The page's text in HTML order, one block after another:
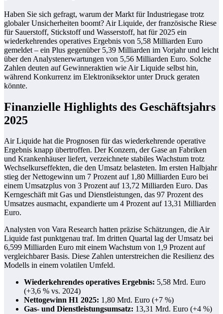
Haben Sie sich gefragt, warum der Markt für Industriegase trotz
globaler Unsicherheiten boomt? Air Liquide, der französische Riese
für Sauerstoff, Stickstoff und Wasserstoff, hat für 2025 ein
wiederkehrendes operatives Ergebnis von 5,58 Milliarden Euro
gemeldet – ein Plus gegenüber 5,39 Milliarden im Vorjahr und leicht
über den Analystenerwartungen von 5,56 Milliarden Euro. Solche
Zahlen deuten auf Gewinneraktien wie Air Liquide selbst hin,
während Konkurrenz im Elektroniksektor unter Druck geraten
könnte.
Finanzielle Highlights des Geschäftsjahrs
2025
Air Liquide hat die Prognosen für das wiederkehrende operative
Ergebnis knapp übertroffen. Der Konzern, der Gase an Fabriken
und Krankenhäuser liefert, verzeichnete stabiles Wachstum trotz
Wechselkurseffekten, die den Umsatz belasteten. Im ersten Halbjahr
stieg der Nettogewinn um 7 Prozent auf 1,80 Milliarden Euro bei
einem Umsatzplus von 3 Prozent auf 13,72 Milliarden Euro. Das
Kerngeschäft mit Gas und Dienstleistungen, das 97 Prozent des
Umsatzes ausmacht, expandierte um 4 Prozent auf 13,31 Milliarden
Euro.
Analysten von Vara Research hatten präzise Schätzungen, die Air
Liquide fast punktgenau traf. Im dritten Quartal lag der Umsatz bei
6,599 Milliarden Euro mit einem Wachstum von 1,9 Prozent auf
vergleichbarer Basis. Diese Zahlen unterstreichen die Resilienz des
Modells in einem volatilen Umfeld.
Wiederkehrendes operatives Ergebnis: 5,58 Mrd. Euro
(+3,6 % vs. 2024)
Nettogewinn H1 2025: 1,80 Mrd. Euro (+7 %)
Gas- und Dienstleistungsumsatz: 13,31 Mrd. Euro (+4 %)